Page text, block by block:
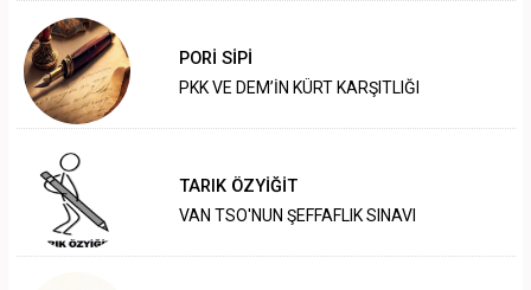
PORİ SİPİ
PKK VE DEM’İN KÜRT KARŞITLIĞI
TARIK ÖZYİĞİT
VAN TSO'NUN ŞEFFAFLIK SINAVI